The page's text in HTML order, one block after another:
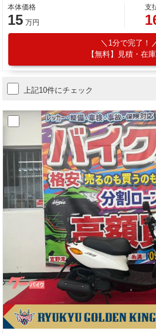
本体価格
15 万円
支
1分で完了！
【無料】見積・在
上記10件にチェック